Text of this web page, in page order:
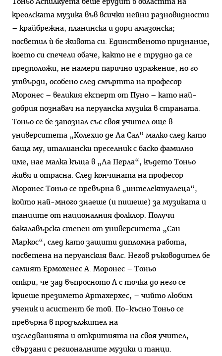
Тоньо Аспилкуета беше ерудит в областта на
креолската музика във всички нейни разновидности
– крайбрежна, планинска и дори амазонска;
посветил ѝ бе живота си. Единственото признание,
което си спечели обаче, както не е трудно да се
предположи, не намери парично изражение, но го
утвърди, особено след смъртта на професор
Моронес – великия експерт от Пуно – като най-
добрия познавач на перуанска музика в страната.
Тоньо се бе запознал със своя учител още в
университета „Колехио де Ла Сал“ малко след като
баща му, италиански преселник с баско фамилно
име, нае малка къща в „Ла Перла“, където Тоньо
живя и отрасна. След кончината на професор
Моронес Тоньо се превърна в „интелектуалеца“,
който най-много знаеше (и пишеше) за музиката и
танците от националния фолклор. Получи
бакалавърска степен от университета „Сан
Маркос“, след като защити дипломна работа,
посветена на перуанския валс. Негов ръководител бе
самият Ермохенес А. Моронес – Тоньо
откри, че зад въпросното А с точка до него се
криеше презимето Артахерхес, – чийто любим
ученик и асистент бе той. По-късно Тоньо се
превърна в продължител на
изследванията и откритията на своя учител,
свързани с регионалните музики и танци.